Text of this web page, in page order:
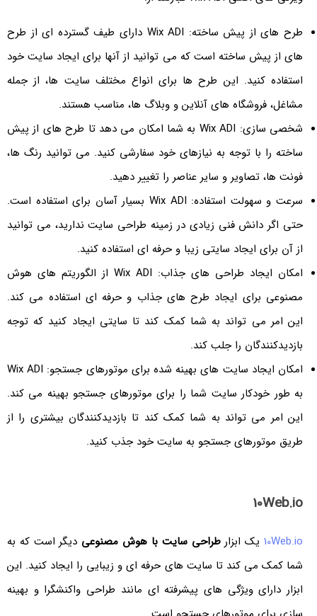
طرح های از پیش ساخته: Wix ADI دارای طیف گسترده ای از طرح
های از پیش ساخته است که می توانید از آنها برای ایجاد سایت خود
استفاده کنید. این طرح ها برای انواع مختلف سایت ها، از جمله
مشاغل، فروشگاه های آنلاین و وبلاگ ها، مناسب هستند.
شخصی سازی: Wix ADI به شما امکان می دهد تا طرح های از پیش
ساخته را با توجه به نیازهای خود سفارشی کنید. می توانید رنگ ها،
فونت ها، تصاویر و سایر عناصر را تغییر دهید.
سرعت و سهولت استفاده: Wix ADI بسیار آسان برای استفاده است.
حتی اگر دانش فنی زیادی در زمینه طراحی سایت ندارید، می توانید
از آن برای ایجاد سایتی زیبا و حرفه ای استفاده کنید.
امکان ایجاد طراحی های جذاب: Wix ADI از الگوریتم های هوش
مصنوعی برای ایجاد طرح های جذاب و حرفه ای استفاده می کند.
این امر می تواند به شما کمک کند تا سایتی ایجاد کنید که توجه
بازدیدکنندگان را جلب کند.
امکان ایجاد سایت های بهینه شده برای موتورهای جستجو: Wix ADI
به طور خودکار سایت شما را برای موتورهای جستجو بهینه می کند.
این امر می تواند به شما کمک کند تا بازدیدکنندگان بیشتری را از
طریق موتورهای جستجو به سایت خود جذب کنید.
10Web.io
10Web.ioیک ابزارطراحی سایت با هوش مصنوعیدیگر است که به
شما کمک می کند تا سایت های حرفه ای و زیبایی را ایجاد کنید. این
ابزار دارای ویژگی های پیشرفته ای مانند طراحی واکنشگرا و بهینه